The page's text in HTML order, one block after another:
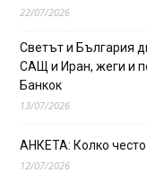
22/07/2026
Светът и България
САЩ и Иран, жеги и
Банкок
13/07/2026
АНКЕТА: Колко
12/07/2026